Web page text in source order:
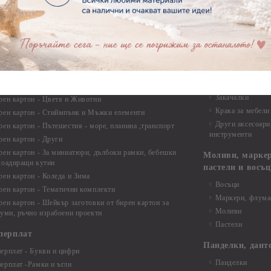
картон
картон - Декоративни рамки
картон - Надписи на български
картон - Ъгли и орнаменти
картон - Сватба
картон - Училище, Дипломиране и Завършване
картон - Цветя и Животни
картон - Стиймпънк и Мъжки елементи
картон - Пътешестия - море, планина ,транспорт
картон - Други
картон - За миниатюри, дълбоки рамки, бебешки
кутии
картон - Коледа и Зима
картон - Тематични комплекти
картон - Шейкър заготовки от бирен картон за
ръчно израбоени проекти
- Букви и цифри
-Рамки и ъгли
Макраме
Макраме -
Опаковки
Закачалки
Крака за мебели
Други
инструменти
Моливи,
пастели и
Восъци
Маркери,
Моливи
Пастели
Панделки,
Панделки